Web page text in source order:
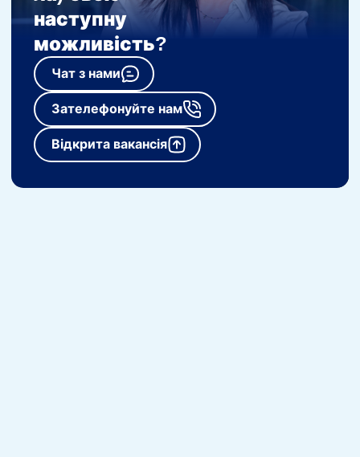
наступну
можливість?
Чат з нами
Зателефонуйте нам
Відкрита вакансія